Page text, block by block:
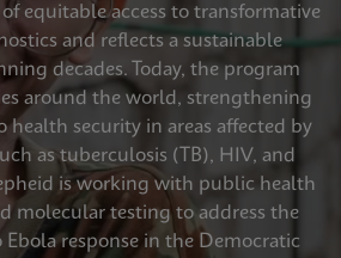
equitable access to transformative
and reflects a sustainable
decades. Today, the program
around the world, strengthening
security in areas affected by
as tuberculosis (TB), HIV, and
is working with public health
molecular testing to address the
response in the Democratic